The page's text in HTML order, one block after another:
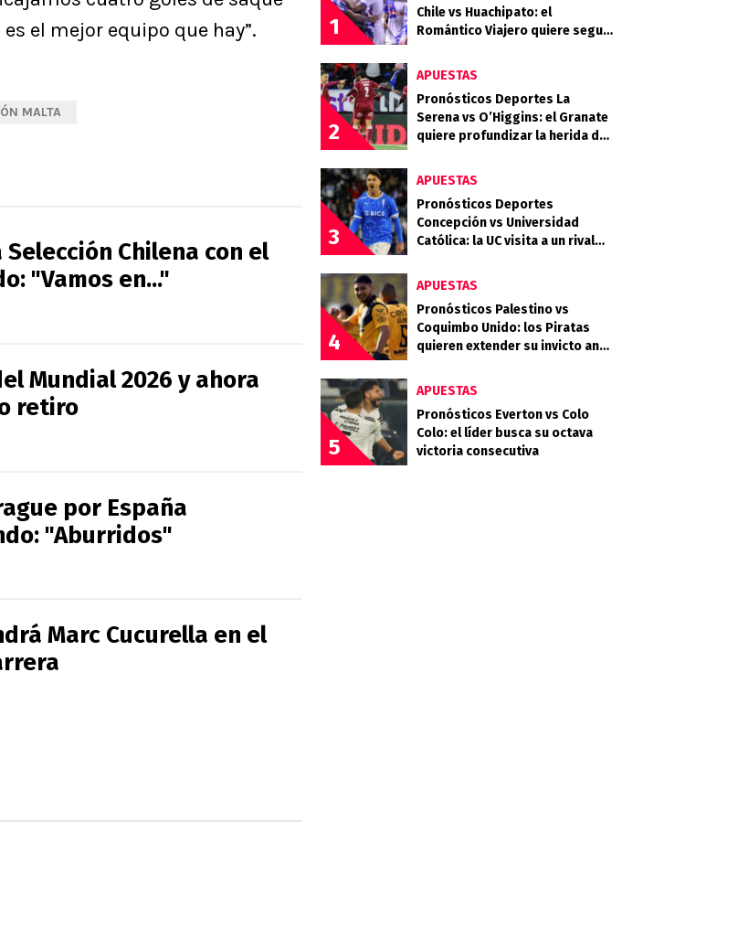
el mejor equipo que hay”.
MALTA
Chilena con el
"Vamos en..."
Mundial 2026 y ahora
retiro
por España
"Aburridos"
Marc Cucurella en el
1
Chile vs Huachipato: el
Romántico Viajero quiere seguir
2
APUESTAS
Pronósticos Deportes La
Serena vs O’Higgins: el Granate
quiere profundizar la herida del
3
APUESTAS
Pronósticos Deportes
Concepción vs Universidad
Católica: la UC visita a un rival
4
APUESTAS
Pronósticos Palestino vs
Coquimbo Unido: los Piratas
quieren extender su invicto ante
5
APUESTAS
Pronósticos Everton vs Colo
Colo: el líder busca su octava
victoria consecutiva